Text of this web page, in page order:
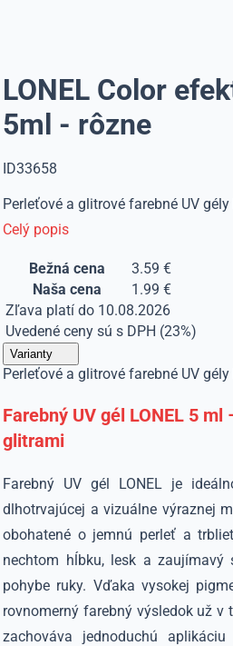
LONEL Color
5ml - rôzne
ID33658
Perleťové a glitrové farebné UV
Celý popis
Bežná cena
3.59 €
Naša cena
1.99 €
Zľava platí do 10.08.2026
Uvedené ceny sú s DPH (23%)
Varianty
Perleťové a glitrové farebné UV
Farebný UV gél LONEL 5
glitrami
Farebný UV gél LONEL je
dlhotrvajúcej a vizuálne výraznej
obohatené o jemnú perleť a
nechtom hĺbku, lesk a zaujímavý
pohybe ruky. Vďaka vysokej
rovnomerný farebný výsledok už v
zachováva jednoduchú